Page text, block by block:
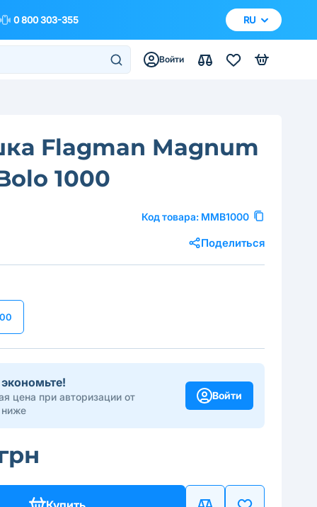
0 800 303-355 RU
Войти
Flagman Magnum
1000
Код товара: MMB1000
Поделиться
цена при авторизации от
Войти